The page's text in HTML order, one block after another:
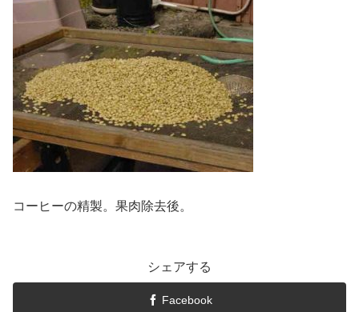
コーヒーの精製。果肉除去後。
シェアする
Facebook